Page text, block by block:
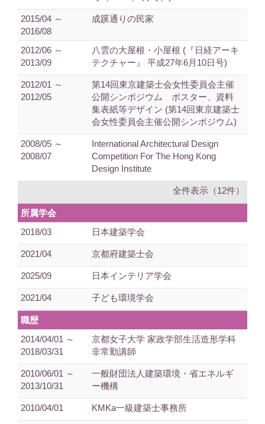
2015/04 ～
2016/08
成蹊通りの民家
2012/06 ～
2013/09
八雲の大屋根・小屋根 (『日経アーキ
テクチャー』 平成27年6月10日号)
2012/01 ～
2012/05
第14回東京建築士会女性委員会主催
公開シンポジウム ポスター、資料
集表紙等デザイン (第14回東京建築士
会女性委員会主催公開シンポジウム)
2008/05 ～
2008/07
International Architectural Design
Competition For The Hong Kong
Design Institute
全件表示（12件）
所属学会
2018/03
日本建築学会
2021/04 京都府建築士会
2025/09 日本インテリア学会
2021/04 子ども環境学会
職歴
2014/04/01 ～
2018/03/31
京都女子大学 家政学部生活造形学科
非常勤講師
2010/06/01 ～
2013/10/31
一般財団法人建築環境・省エネルギ
ー機構
2010/04/01 KMKa一級建築士事務所